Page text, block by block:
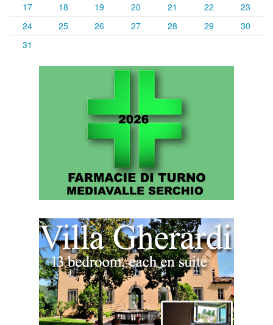
17
18 19 20 21 22
23
24
25 26 27 28 29
30
31